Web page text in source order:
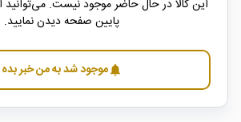
این کالا در حال حاضر موجود نیست. می‌توانید
پایین صفحه دیدن نمایید.
notificationsموجود شد به من خبر بده